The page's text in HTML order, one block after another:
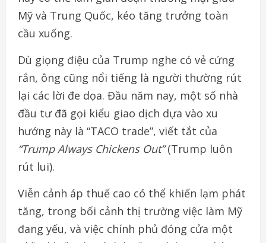
Mỹ và Trung Quốc, kéo tăng trưởng toàn
cầu xuống.
Dù giọng điệu của Trump nghe có vẻ cứng
rắn, ông cũng nổi tiếng là người thường rút
lại các lời đe dọa. Đầu năm nay, một số nhà
đầu tư đã gọi kiểu giao dịch dựa vào xu
hướng này là “TACO trade”, viết tắt của
“Trump Always Chickens Out”(Trump luôn
rút lui).
Viễn cảnh áp thuế cao có thể khiến lạm phát
tăng, trong bối cảnh thị trường việc làm Mỹ
đang yếu, và việc chính phủ đóng cửa một